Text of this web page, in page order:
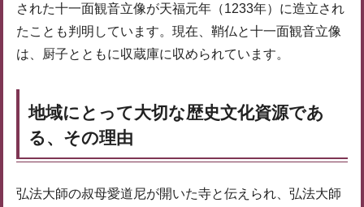
された十一面観音立像が天福元年（1233年）に造立され
たことも判明しています。現在、鞘仏と十一面観音立像
は、厨子とともに収蔵庫に収められています。
地域にとって大切な歴史文化資源であ
る、その理由
弘法大師の叔母愛道尼が開いた寺と伝えられ、弘法大師